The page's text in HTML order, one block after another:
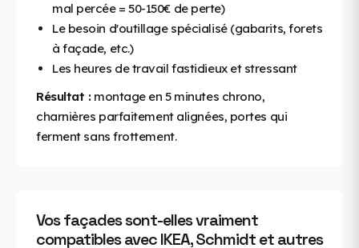
mal percée = 50-150€ de perte)
Le besoin d'outillage spécialisé (gabarits, forets
à façade, etc.)
Les heures de travail fastidieux et stressant
Résultat :montage en 5 minutes chrono,
charnières parfaitement alignées, portes qui
ferment sans frottement.
Vos façades sont-elles vraiment
compatibles avec IKEA, Schmidt et autres